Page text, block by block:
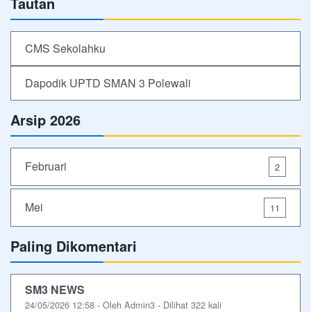
CMS Sekolahku
Dapodik UPTD SMAN 3 Polewali
Arsip 2026
Februari 2
Mei 11
Paling Dikomentari
SM3 NEWS
24/05/2026 12:58 - Oleh Admin3 - Dilihat 322 kali